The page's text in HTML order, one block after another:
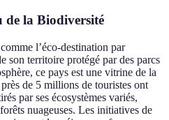
de la Biodiversité
l’éco-destination par
son territoire protégé par des parcs
ce pays est une vitrine de la
près de 5 millions de touristes ont
par ses écosystèmes variés,
nuageuses. Les initiatives de